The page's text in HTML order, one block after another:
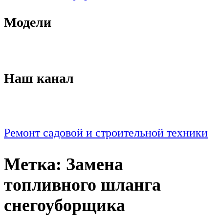
Модели
Наш канал
Ремонт садовой и строительной техники
Метка: Замена
топливного шланга
снегоуборщика